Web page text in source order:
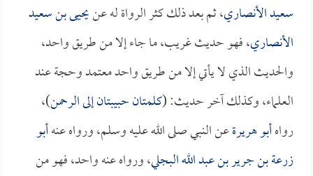
سعيد الأنصاري، ثم بعد ذلك كثر الرواة له عنيحيى بن سعيد
الأنصاري، فهو حديث غريب، ما جاء إلا من طريق واحد،
والحديث الذي لا يأتي إلا من طريق واحد معتمد وحجة عند
العلماء، وكذلك آخر حديث: (كلمتان حبيبتان إلى الرحمن)،
رواهأبو هريرةعن النبي صلى الله عليه وسلم، ورواه عنهأبو
زرعة بن جرير بن عبد الله البجلي، ورواه عنه واحد، فهو من